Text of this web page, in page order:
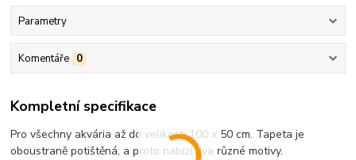
Parametry
Komentáře 0
Kompletní specifikace
Pro všechny akvária až do velikosti 100 x 50 cm. Tapeta je
oboustraně potištěná, a proto nabízí dva různé motivy.